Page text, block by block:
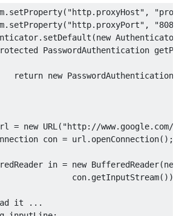
. setProperty( "http.proxyHost" ,
. setProperty( "http.proxyPort" , "808"
. setDefault (new Authenticator
PasswordAuthentication
return new PasswordAuthentication
= new URL ( "http://www.google.com/"
con = url . openConnection();
in = new BufferedReader(new
con
. getInputStream
it ...